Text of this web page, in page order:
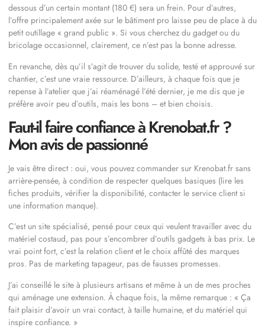
dessous d’un certain montant (180 €) sera un frein. Pour d’autres,
l’offre principalement axée sur le bâtiment pro laisse peu de place à du
petit outillage « grand public ». Si vous cherchez du gadget ou du
bricolage occasionnel, clairement, ce n’est pas la bonne adresse.
En revanche, dès qu’il s’agit de trouver du solide, testé et approuvé sur
chantier, c’est une vraie ressource. D’ailleurs, à chaque fois que je
repense à l’atelier que j’ai réaménagé l’été dernier, je me dis que je
préfère avoir peu d’outils, mais les bons – et bien choisis.
Faut-il faire confiance à Krenobat.fr ?
Mon avis de passionné
Je vais être direct : oui, vous pouvez commander sur Krenobat.fr sans
arrière-pensée, à condition de respecter quelques basiques (lire les
fiches produits, vérifier la disponibilité, contacter le service client si
une information manque).
C’est un site spécialisé, pensé pour ceux qui veulent travailler avec du
matériel costaud, pas pour s’encombrer d’outils gadgets à bas prix. Le
vrai point fort, c’est la relation client et le choix affûté des marques
pros. Pas de marketing tapageur, pas de fausses promesses.
J’ai conseillé le site à plusieurs artisans et même à un de mes proches
qui aménage une extension. À chaque fois, la même remarque : « Ça
fait plaisir d’avoir un vrai contact, à taille humaine, et du matériel qui
inspire confiance. »